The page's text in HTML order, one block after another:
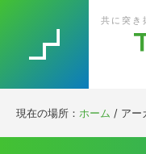
共に突き
現在の場所： ホーム / アー